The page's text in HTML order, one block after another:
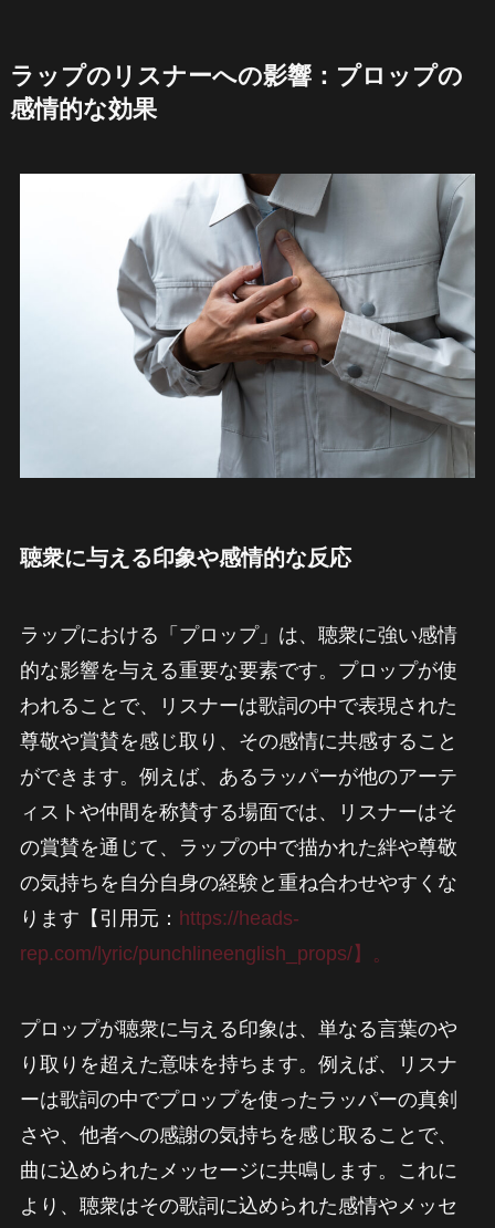
ラップのリスナーへの影響：プロップの
感情的な効果
聴衆に与える印象や感情的な反応
ラップにおける「プロップ」は、聴衆に強い感情
的な影響を与える重要な要素です。プロップが使
われることで、リスナーは歌詞の中で表現された
尊敬や賞賛を感じ取り、その感情に共感すること
ができます。例えば、あるラッパーが他のアーテ
ィストや仲間を称賛する場面では、リスナーはそ
の賞賛を通じて、ラップの中で描かれた絆や尊敬
の気持ちを自分自身の経験と重ね合わせやすくな
ります【引用元： https://heads-
rep.com/lyric/punchlineenglish_props/】。
プロップが聴衆に与える印象は、単なる言葉のや
り取りを超えた意味を持ちます。例えば、リスナ
ーは歌詞の中でプロップを使ったラッパーの真剣
さや、他者への感謝の気持ちを感じ取ることで、
曲に込められたメッセージに共鳴します。これに
より、聴衆はその歌詞に込められた感情やメッセ